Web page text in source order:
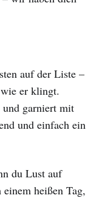
auf der Liste –
er klingt.
garniert mit
und einfach ein
du Lust auf
einem heißen Tag,